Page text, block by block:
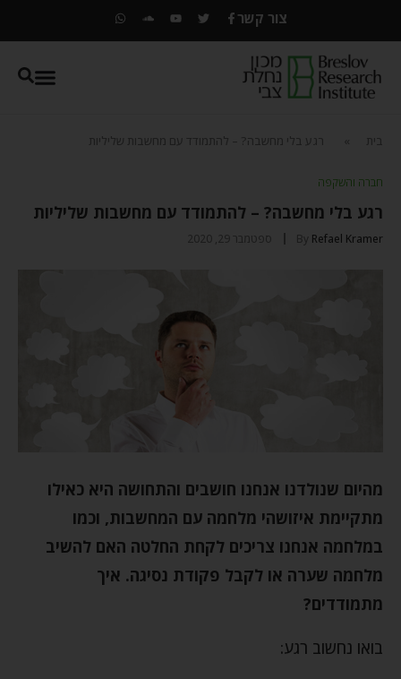
צור קשר
בית רגע בלי מחשבה? – להתמודד עם מחשבות שליליות
חברה והשקפה
רגע בלי מחשבה? – להתמודד עם מחשבות שליליות
By Refael Kramer ספטמבר 29, 2020
מהיום שנולדנו אנחנו חושבים והתחושה היא כאילו
מתקיימת איזושהי מלחמה עם המחשבות, וכמו
במלחמה אנחנו צריכים לקחת החלטה האם להשיב
מלחמה שערה או לקבל פקודת נסיגה. איך
מתמודדים?
בואו נחשוב רגע: